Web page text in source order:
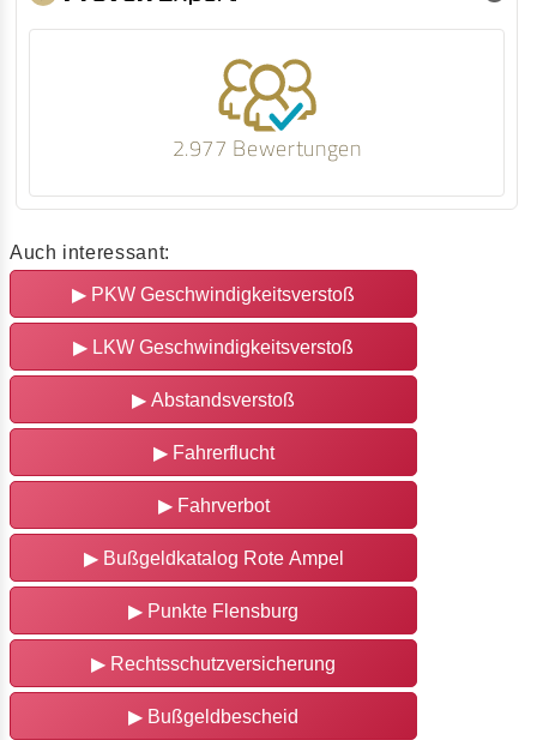
2.977 Bewertungen
Auch interessant:
▶ PKW Geschwindigkeitsverstoß
▶ LKW Geschwindigkeitsverstoß
▶ Abstandsverstoß
▶Fahrerflucht
▶Fahrverbot
▶Bußgeldkatalog Rote Ampel
▶ Punkte Flensburg
▶ Rechtsschutzversicherung
▶ Bußgeldbescheid